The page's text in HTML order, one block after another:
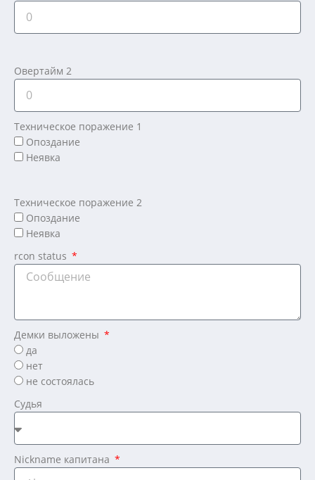
Овертайм 2
Техническое поражение 1
Опоздание
Неявка
Техническое поражение 2
Опоздание
Неявка
rcon status
Демки выложены
да
нет
не состоялась
Судья
Nickname капитана